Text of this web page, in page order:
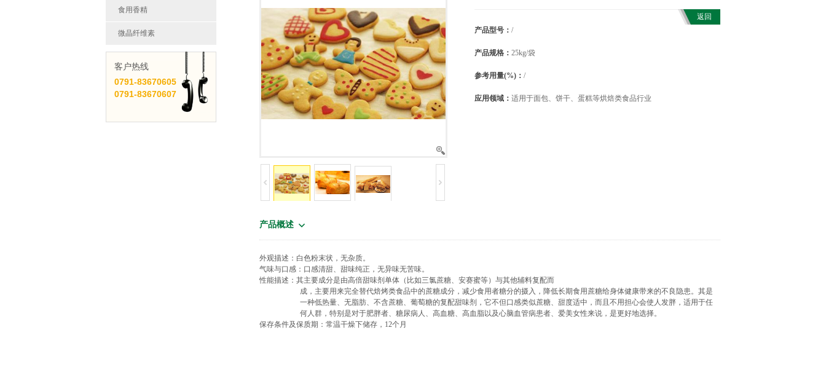
食用香精
微晶纤维素
客户热线
0791-83670605
0791-83670607
返回
产品型号： /
产品规格： 25kg/袋
参考用量(%)： /
应用领域： 适用于面包、饼干、蛋糕等烘焙类食品行业
产品概述
外观描述：白色粉末状，无杂质。
气味与口感：口感清甜、甜味纯正，无异味无苦味。
性能描述：其主要成分是由高倍甜味剂单体（比如三氯蔗糖、安赛蜜等）与其他辅料复配而
成，主要用来完全替代焙烤类食品中的蔗糖成分，减少食用者糖分的摄入，降低长期食用蔗糖给身体健康带来的不良隐患。其是
一种低热量、无脂肪、不含蔗糖、葡萄糖的复配甜味剂，它不但口感类似蔗糖、甜度适中，而且不用担心会使人发胖，适用于任
何人群，特别是对于肥胖者、糖尿病人、高血糖、高血脂以及心脑血管病患者、爱美女性来说，是更好地选择。
保存条件及保质期：常温干燥下储存， 12个月